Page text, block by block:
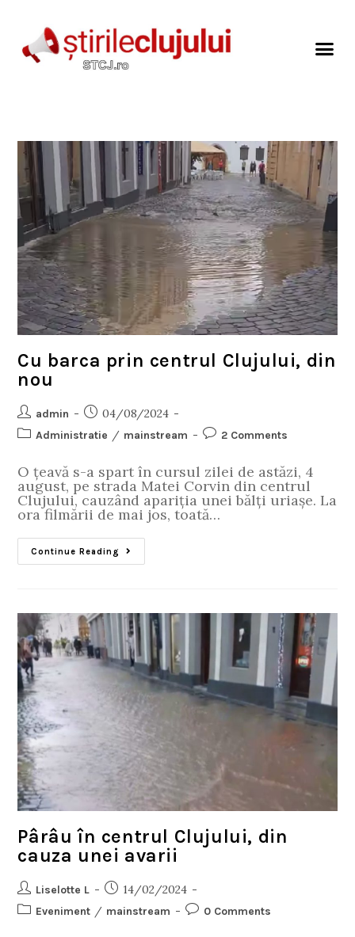
Cu barca prin centrul Clujului, din
nou
admin 04/08/2024
Administratie / mainstream 2 Comments
O țeavă s-a spart în cursul zilei de astăzi, 4
august, pe strada Matei Corvin din centrul
Clujului, cauzând apariția unei bălți uriașe. La
ora filmării de mai jos, toată…
Continue Reading
Pârâu în centrul Clujului, din
cauza unei avarii
Liselotte L 14/02/2024
Eveniment / mainstream 0 Comments